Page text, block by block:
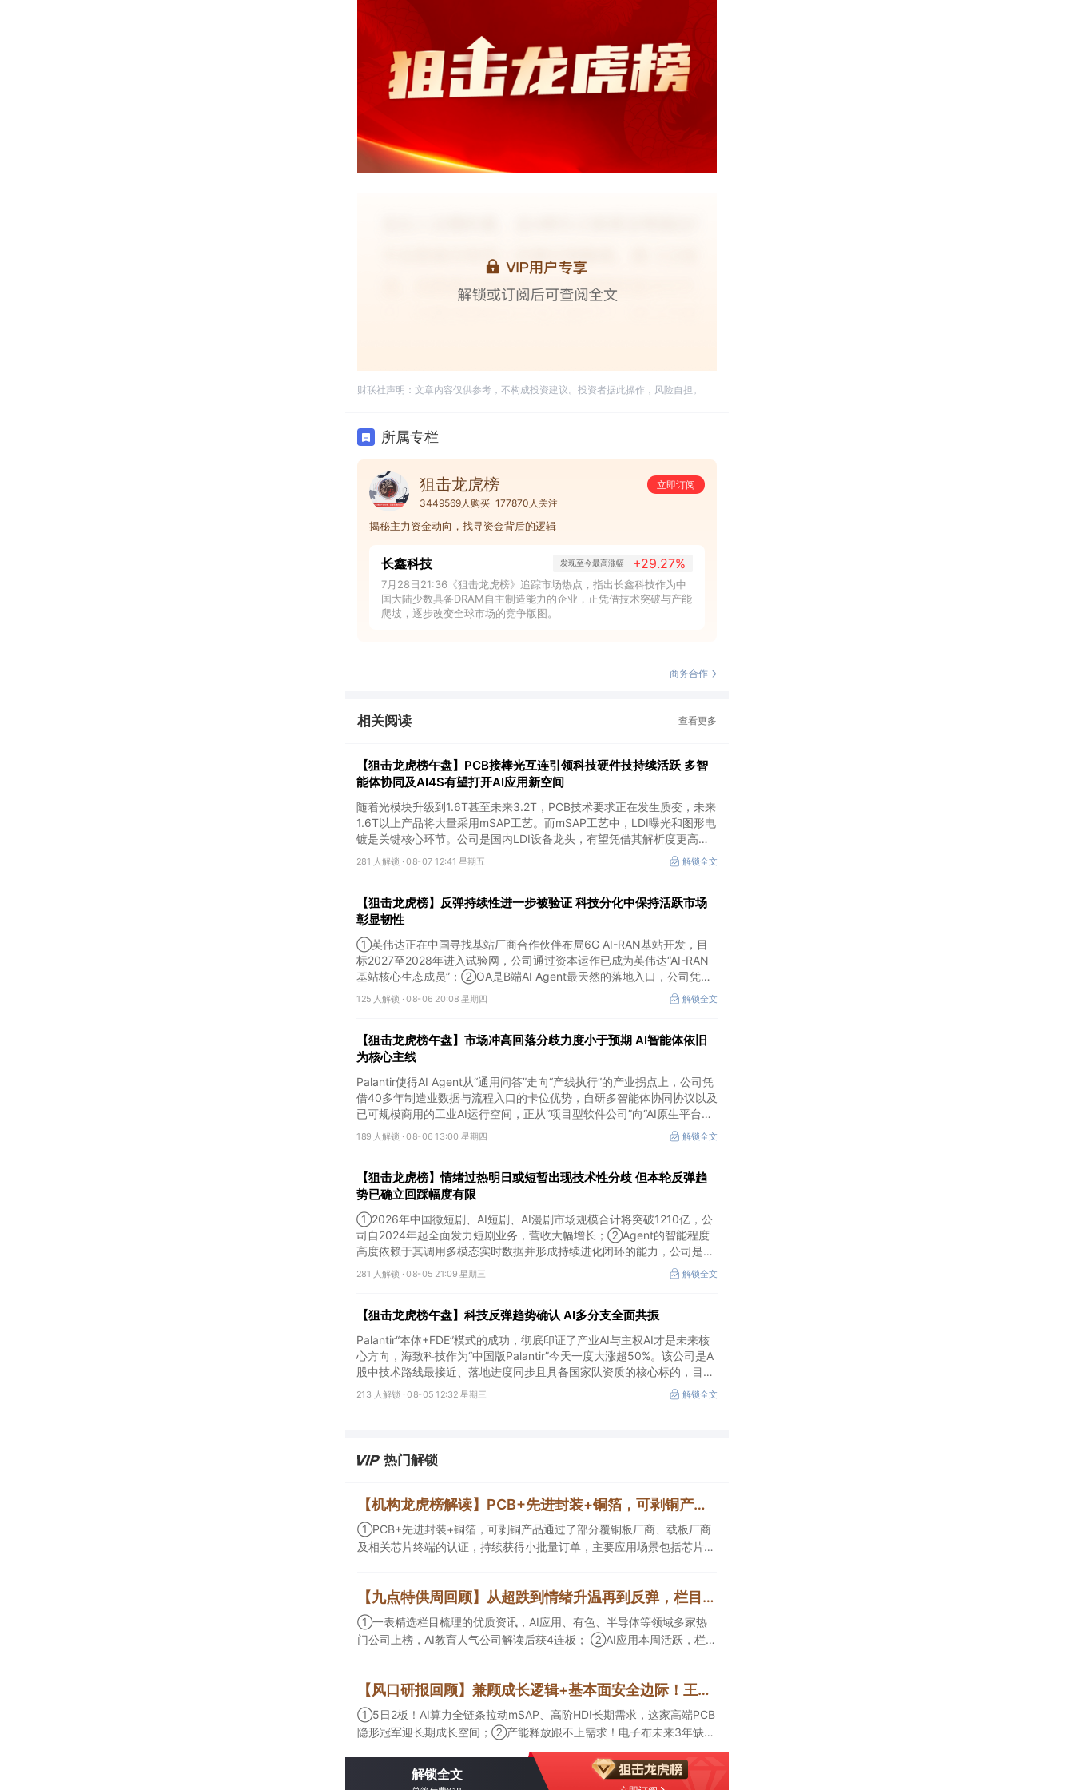
财联社声明：文章内容仅供参考，不构成投资建议。投资者据此操作，风险自担。
所属专栏
狙击龙虎榜
立即订阅
3449569人购买 177870人关注
揭秘主力资金动向，找寻资金背后的逻辑
长鑫科技 发现至今最高涨幅 +29.27%
7月28日21:36《狙击龙虎榜》追踪市场热点，指出长鑫科技作为中
国大陆少数具备DRAM自主制造能力的企业，正凭借技术突破与产能
爬坡，逐步改变全球市场的竞争版图。
商务合作
相关阅读 查看更多
【狙击龙虎榜午盘】PCB接棒光互连引领科技硬件技持续活跃 多智
能体协同及AI4S有望打开AI应用新空间
随着光模块升级到1.6T甚至未来3.2T，PCB技术要求正在发生质变，未来
1.6T以上产品将大量采用mSAP工艺。而mSAP工艺中，LDI曝光和图形电
镀是关键核心环节。公司是国内LDI设备龙头，有望凭借其解析度更高的
LDI技术，成为不可或缺的关键“铲子股”。
281 人解锁 ·08-07 12:41 星期五 解锁全文
【狙击龙虎榜】反弹持续性进一步被验证 科技分化中保持活跃市场
彰显韧性
①英伟达正在中国寻找基站厂商合作伙伴布局6G AI-RAN基站开发，目
标2027至2028年进入试验网，公司通过资本运作已成为英伟达“AI-RAN
基站核心生态成员”；②OA是B端AI Agent最天然的落地入口，公司凭借
数万家企业客户积累的场景厚度正从协同管理软件龙头进化为企业智能体
经济的核心枢纽；③市场重组、股权转让暗线涌动，该公司剥离亏损资
125 人解锁 ·08-06 20:08 星期四 解锁全文
【狙击龙虎榜午盘】市场冲高回落分歧力度小于预期 AI智能体依旧
为核心主线
Palantir使得AI Agent从“通用问答”走向“产线执行”的产业拐点上，公司凭
借40多年制造业数据与流程入口的卡位优势，自研多智能体协同协议以及
已可规模商用的工业AI运行空间，正从“项目型软件公司”向“AI原生平台生
态型公司”跃迁。
189 人解锁 ·08-06 13:00 星期四 解锁全文
【狙击龙虎榜】情绪过热明日或短暂出现技术性分歧 但本轮反弹趋
势已确立回踩幅度有限
①2026年中国微短剧、AI短剧、AI漫剧市场规模合计将突破1210亿，公
司自2024年起全面发力短剧业务，营收大幅增长；②Agent的智能程度
高度依赖于其调用多模态实时数据并形成持续进化闭环的能力，公司是全
球首个完成TPC-DS测试并通过官方审计的数据库企业；③2026年被多
方定义为Robotaxi商业化元年，公司正从“传统出行运营商”向“自动驾驶时
281 人解锁 ·08-05 21:09 星期三 解锁全文
【狙击龙虎榜午盘】科技反弹趋势确认 AI多分支全面共振
Palantir“本体+FDE”模式的成功，彻底印证了产业AI与主权AI才是未来核
心方向，海致科技作为“中国版Palantir”今天一度大涨超50%。该公司是A
股中技术路线最接近、落地进度同步且具备国家队资质的核心标的，目前
正处于从“数据智能基础设施”向“产业级AI Agent核心供应商”跃迁的价值
重估起点。
213 人解锁 ·08-05 12:32 星期三 解锁全文
热门解锁
【机构龙虎榜解读】PCB+先进封装+铜箔，可剥铜产品通过了部分覆铜板厂商、载板厂商及相关芯片终端的认证，持续获得小批量订单，主要应用场景包括芯片封装光模块用PCB，机构大额净买入这家公司
①PCB+先进封装+铜箔，可剥铜产品通过了部分覆铜板厂商、载板厂商
及相关芯片终端的认证，持续获得小批量订单，主要应用场景包括芯片封
具备承接细胞与基因治疗产品商业化受托生产的合规资质，这家公司获净
买入。
【九点特供周回顾】从超跌到情绪升温再到反弹，栏目梳理AI应用题材逻辑，AI教育人气公司解读后获4连板
①一表精选栏目梳理的优质资讯，AI应用、有色、半导体等领域多家热
门公司上榜，AI教育人气公司解读后获4连板； ②AI应用本周活跃，栏目
提及2家核心公司双双涨停。
【风口研报回顾】兼顾成长逻辑+基本面安全边际！王牌自营前瞻覆盖“pcb+MLCC+电子布”，梳理AI产业链优质标的“深坑起跳”
①5日2板！AI算力全链条拉动mSAP、高阶HDI长期需求，这家高端PCB
隐形冠军迎长期成长空间；②产能释放跟不上需求！电子布未来3年缺口
难消，深坑之际再梳理行业逻辑，人气龙头涨超3成；③AI服务器、机器
人带动MLCC景气周期持续！这家公司扩产、涨价预期暂未被市场定价，
王牌自营前瞻捕捉“预期差”，3日大涨26%。
解锁全文